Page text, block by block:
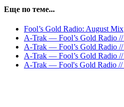
Еще по теме...
Fool’s Gold Radio: August Mix
A-Trak — Fool’s Gold Radio
A-Trak — Fool’s Gold Radio
A-Trak — Fool’s Gold Radio
A-Trak — Fool's Gold Radio //